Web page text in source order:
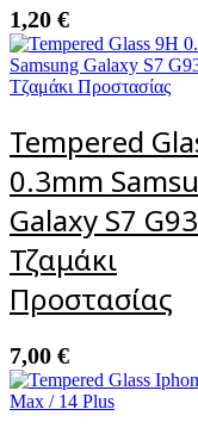
1,20 €
Tempered
0.3mm
Galaxy S7
Τζαμάκι
Προστασίας
7,00 €